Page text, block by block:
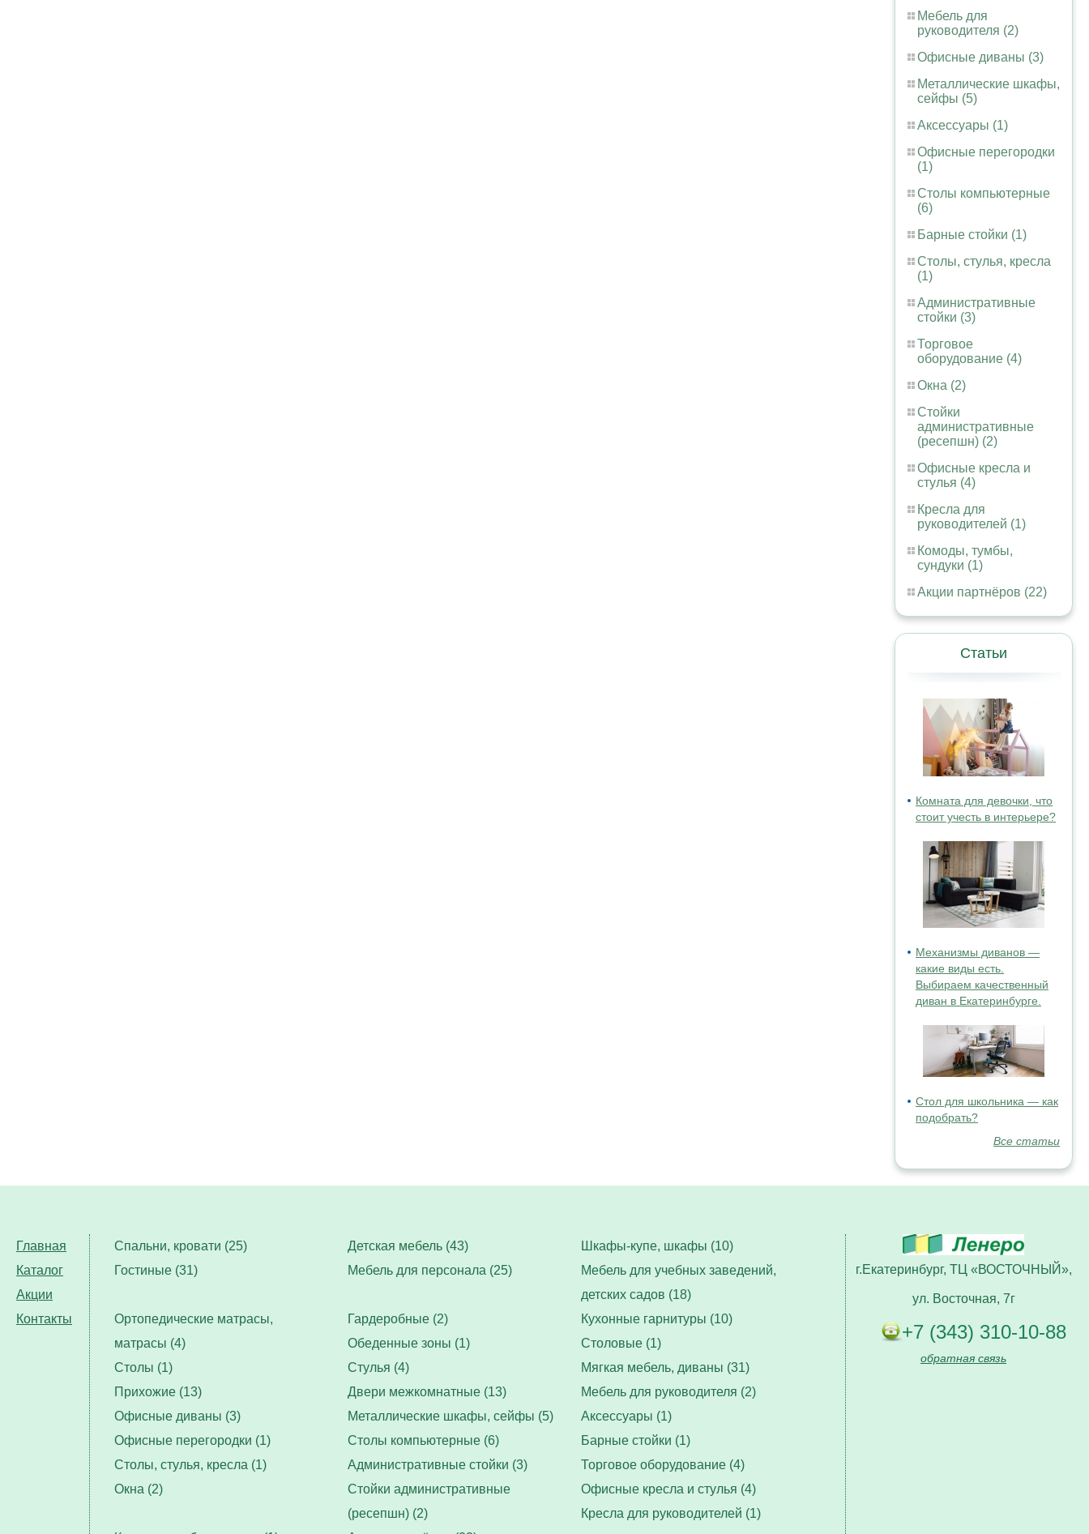
Мебель для
руководителя (2)
Офисные диваны (3)
Металлические шкафы,
сейфы (5)
Аксессуары (1)
Офисные перегородки
(1)
Столы компьютерные
(6)
Барные стойки (1)
Столы, стулья, кресла
(1)
Административные
стойки (3)
Торговое
оборудование (4)
Окна (2)
Стойки
административные
(ресепшн) (2)
Офисные кресла и
стулья (4)
Кресла для
руководителей (1)
Комоды, тумбы,
сундуки (1)
Акции партнёров (22)
Статьи
Комната для девочки, что
стоит учесть в интерьере?
Механизмы диванов —
какие виды есть.
Выбираем качественный
диван в Екатеринбурге.
Стол для школьника — как
подобрать?
Все статьи
Главная
Каталог
Акции
Контакты
г.Екатеринбург, ТЦ «ВОСТОЧНЫЙ»,
ул. Восточная, 7г
+7 (343) 310-10-88
обратная связь
Спальни, кровати (25) Детская мебель (43)
Шкафы-купе, шкафы (10)
Гостиные (31)
Мебель для персонала (25)
Мебель для учебных заведений,
детских садов (18)
Ортопедические матрасы,
матрасы (4)
Гардеробные (2)
Кухонные гарнитуры (10)
Обеденные зоны (1)
Столовые (1)
Столы (1)
Стулья (4)
Мягкая мебель, диваны (31)
Прихожие (13)
Двери межкомнатные (13)
Мебель для руководителя (2)
Офисные диваны (3)
Металлические шкафы, сейфы (5)
Аксессуары (1)
Офисные перегородки (1)
Столы компьютерные (6)
Барные стойки (1)
Столы, стулья, кресла (1)
Административные стойки (3)
Торговое оборудование (4)
Окна (2)
Стойки административные
(ресепшн) (2)
Офисные кресла и стулья (4)
Кресла для руководителей (1)